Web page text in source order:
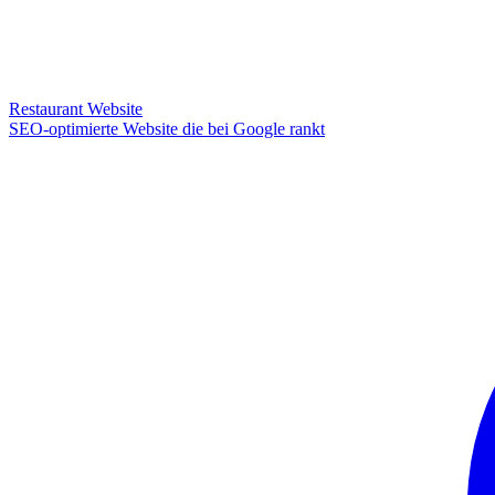
Restaurant Website
SEO-optimierte Website die bei Google rankt